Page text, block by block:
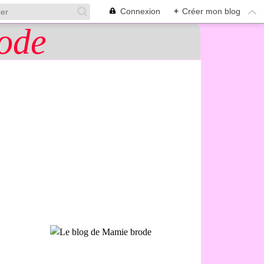
Connexion + Créer mon blog